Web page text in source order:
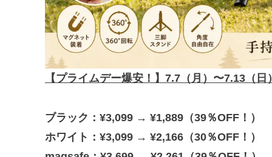
【プライムデー爆安！】7.7（月）〜7.13（日
ブラック：¥3,099 → ¥1,889（39％OFF！）
ホワイト：¥3,099 → ¥2,166（30％OFF！）